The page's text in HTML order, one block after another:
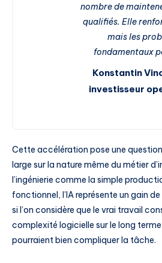
nombre de
qualifiés. Elle
mais les
fondamentaux
Konstantin
investisseur
Cette accélération pose une
large sur la nature même du métier
l’ingénierie comme la simple
fonctionnel, l’IA représente un gain
si l’on considère que le vrai travail
complexité logicielle sur le long
pourraient bien compliquer la tâche.